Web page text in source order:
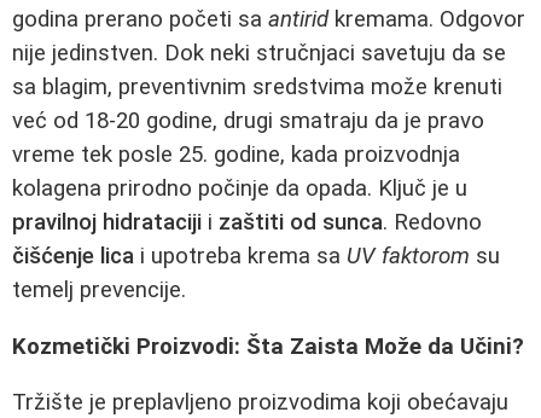
godina prerano početi sa antiridkremama. Odgovor
nije jedinstven. Dok neki stručnjaci savetuju da se
sa blagim, preventivnim sredstvima može krenuti
već od 18-20 godine, drugi smatraju da je pravo
vreme tek posle 25. godine, kada proizvodnja
kolagena prirodno počinje da opada. Ključ je u
pravilnoj hidrataciji i zaštiti od sunca. Redovno
čišćenje lica i upotreba krema sa UV faktorom su
temelj prevencije.
Kozmetički Proizvodi: Šta Zaista Može da Učini?
Tržište je preplavljeno proizvodima koji obećavaju